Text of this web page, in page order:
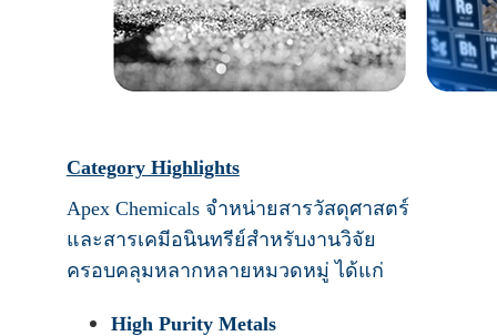
Category Highlights
Apex Chemicals จำหน่ายสารวัสดุศาสตร์
และสารเคมีอนินทรีย์สำหรับงานวิจัย
ครอบคลุมหลากหลายหมวดหมู่ ได้แก่
High Purity Metals